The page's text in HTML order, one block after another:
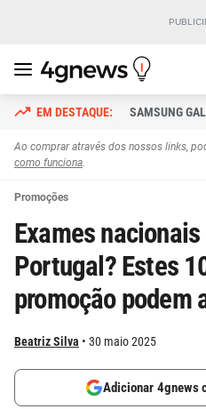
SAMSUNG
Ao comprar através dos nossos links,
como funciona.
Promoções
Exames
Portugal? Estes
promoção podem
Beatriz Silva 30 maio 2025
Adicionar 4gnews